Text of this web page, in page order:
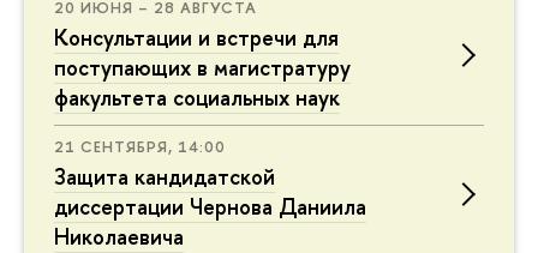
20 ИЮНЯ – 28 АВГУСТА
Консультации и встречи для
поступающих в магистратуру
факультета социальных наук
21 СЕНТЯБРЯ, 14:00
Защита кандидатской
диссертации Чернова Даниила
Николаевича